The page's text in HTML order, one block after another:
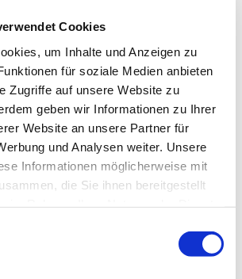
Cookies
um Inhalte und Anzeigen zu
für soziale Medien anbieten
Zugriffe auf unsere Website zu
geben wir Informationen zu Ihrer
Website an unsere Partner für
und Analysen weiter. Unsere
Informationen möglicherweise mit
die Sie ihnen bereitgestellt
könnte Sie auch